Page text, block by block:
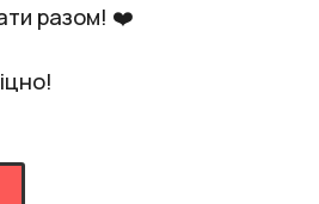
разом! ❤️